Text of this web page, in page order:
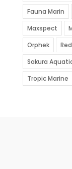
Fauna Marin
Maxspect
Orphek
Sakura
Tropic Marine